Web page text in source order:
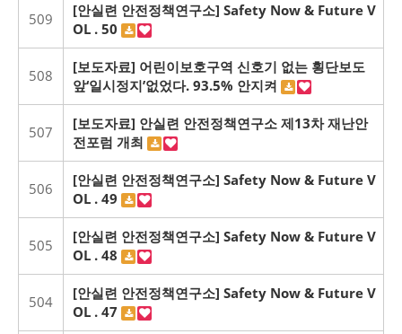
509
[안실련 안전정책연구소] Safety Now & Future V
OL . 50
508
[보도자료] 어린이보호구역 신호기 없는 횡단보도
앞‘일시정지’없었다. 93.5% 안지켜
507
[보도자료] 안실련 안전정책연구소 제13차 재난안
전포럼 개최
506
[안실련 안전정책연구소] Safety Now & Future V
OL . 49
505
[안실련 안전정책연구소] Safety Now & Future V
OL . 48
504
[안실련 안전정책연구소] Safety Now & Future V
OL . 47